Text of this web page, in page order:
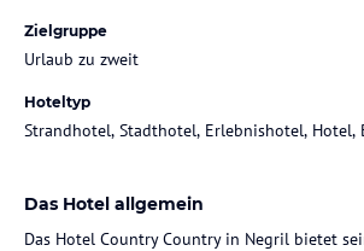
Zielgruppe
Urlaub zu zweit
Hoteltyp
Strandhotel, Stadthotel, Erlebnishotel, Hotel,
Das Hotel allgemein
Das Hotel Country Country in Negril bietet